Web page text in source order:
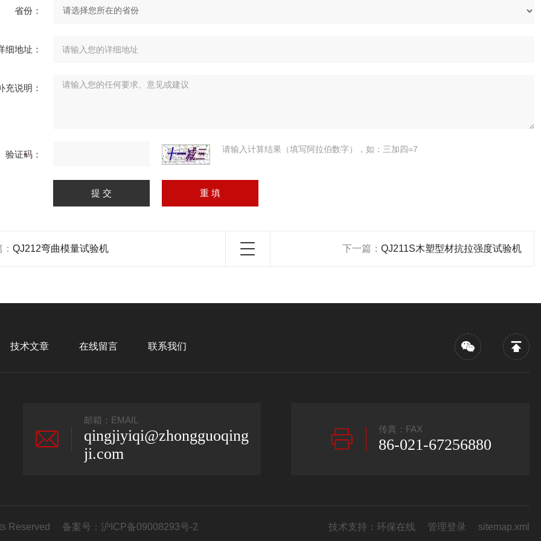
省份：
细地址：
充说明：
验证码： 请输入计算结果（填写阿拉伯数字），如：三加四=7
QJ212弯曲模量试验机 下一篇： QJ211S木塑型材抗拉强度试验机
技术文章 在线留言 联系我们
邮箱：EMAIL
qingjiyiqi@zhongguoqing
ji.com
传真：FAX
86-021-67256880
Reserved 备案号： 沪ICP备09008293号-2 技术支持：环保在线 管理登录 sitemap.xml